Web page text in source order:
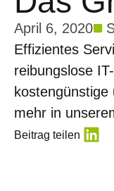
April 6, 2020
Effizientes
reibungslose
mehr in
Beitrag teilen